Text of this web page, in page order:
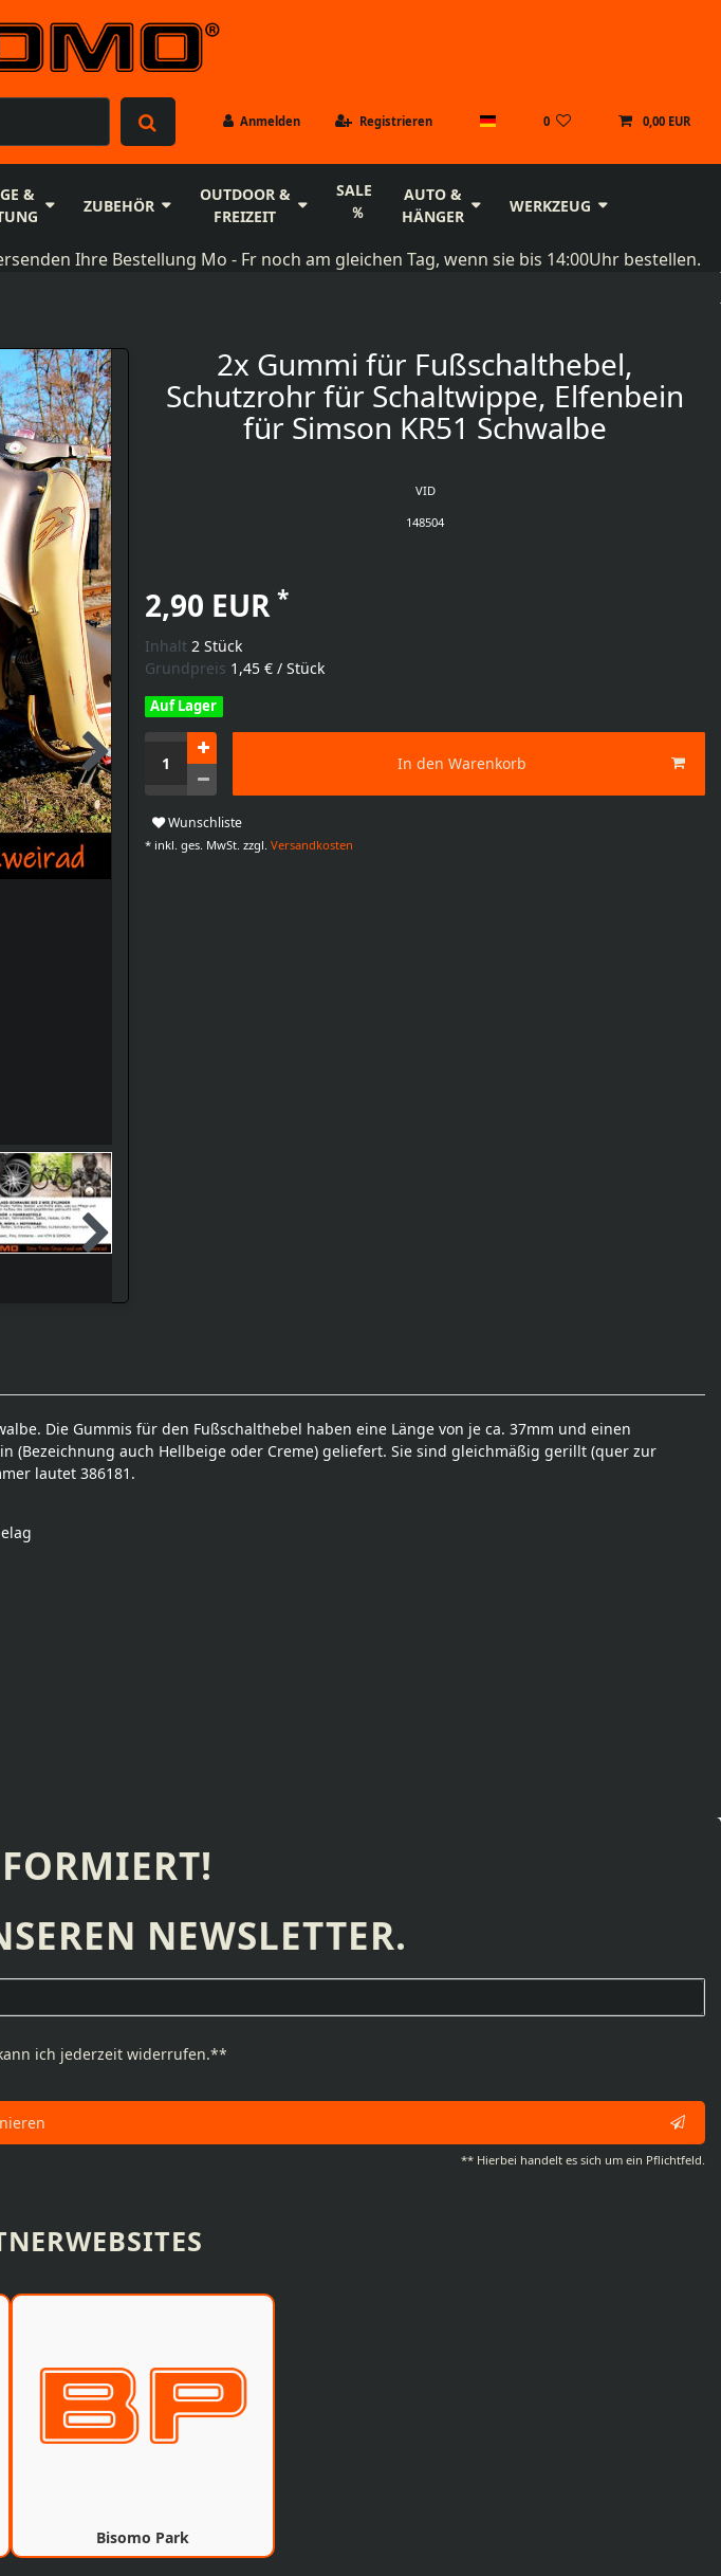
Anmelden Registrieren 0 0,00 EUR
&
ZUBEHÖR
OUTDOOR &
FREIZEIT
SALE
AUTO &
HÄNGER
WERKZEUG
Ihre Bestellung Mo - Fr noch am gleichen Tag, wenn sie bis 14:00Uhr bestellen.
2x Gummi für Fußschalthebel,
Schutzrohr für Schaltwippe, Elfenbein
für Simson KR51 Schwalbe
VID
148504
2,90 EUR *
Inhalt 2 Stück
Grundpreis 1,45 € / Stück
Auf Lager
In den Warenkorb
Wunschliste
* inkl. ges. MwSt. zzgl. Versandkosten
Die Gummis für den Fußschalthebel haben eine Länge von je ca. 37mm und einen
(Bezeichnung auch Hellbeige oder Creme) geliefert. Sie sind gleichmäßig gerillt (quer zur
lautet 386181.
NEWSLETTER.
ich jederzeit widerrufen.**
** Hierbei handelt es sich um ein Pflichtfeld.
Bisomo Park